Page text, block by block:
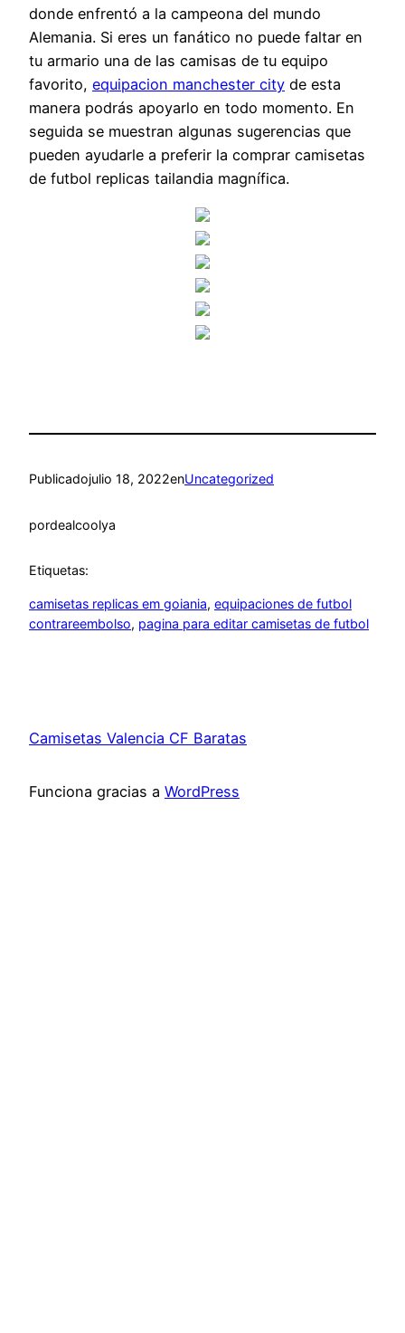
donde enfrentó a la campeona del mundo
Alemania. Si eres un fanático no puede faltar en
tu armario una de las camisas de tu equipo
favorito, equipacion manchester city de esta
manera podrás apoyarlo en todo momento. En
seguida se muestran algunas sugerencias que
pueden ayudarle a preferir la comprar camisetas
de futbol replicas tailandia magnífica.
Publicadojulio 18, 2022enUncategorized
pordealcoolya
Etiquetas:
camisetas replicas em goiania, equipaciones de futbol
contrareembolso, pagina para editar camisetas de futbol
Camisetas Valencia CF Baratas
Funciona gracias a WordPress